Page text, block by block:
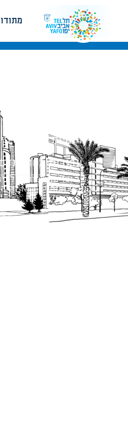
עבודות מטה
הנחיות תכנון
מתודולוגיה
כל הזכויות שמורות
הנוסח המחייב הוא זה